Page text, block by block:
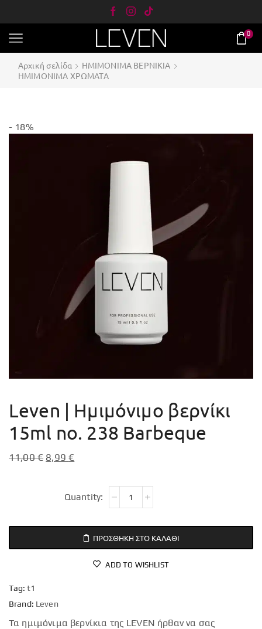
0
Αρχική σελίδα
ΗΜΙΜΟΝΙΜΑ ΒΕΡΝΙΚΙΑ
ΗΜΙΜΟΝΙΜΑ ΧΡΩΜΑΤΑ
- 18%
Leven | Ημιμόνιμο βερνίκι
15ml no. 238 Barbeque
11,00€ 8,99€
ΠΡΟΣΘΉΚΗ ΣΤΟ ΚΑΛΆΘΙ
ADD TO WISHLIST
Tag: t1
Brand: Leven
Τα ημιμόνιμα βερνίκια της LEVEN ήρθαν να σας